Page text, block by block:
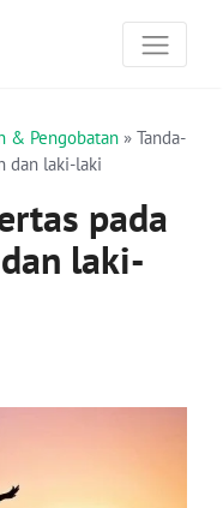
& Pengobatan » Tanda-
dan laki-laki
pada
laki-